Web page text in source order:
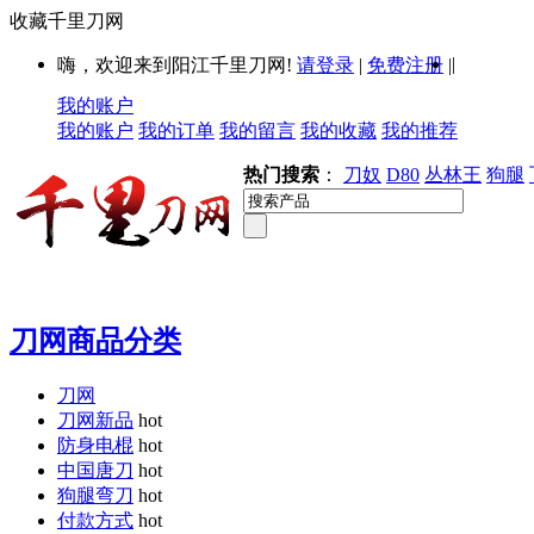
收藏千里刀网
嗨，欢迎来到阳江千里刀网! 请登录 | 免费注册 ||
我的账户
我的账户 我的订单 我的留言 我的收藏 我的推荐
热门搜索 ： 刀奴 D80 丛林王 狗腿
刀网商品分类
刀网
刀网新品 hot
防身电棍 hot
中国唐刀 hot
狗腿弯刀 hot
付款方式 hot